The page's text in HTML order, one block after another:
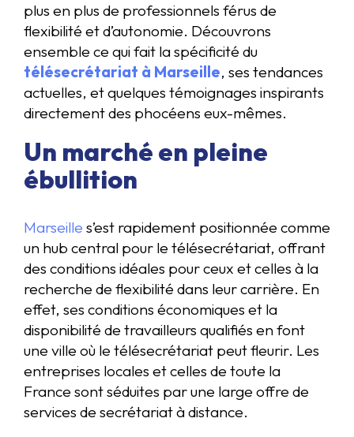
plus en plus de professionnels férus de
flexibilité et d’autonomie. Découvrons
ensemble ce qui fait la spécificité du
télésecrétariat à Marseille, ses tendances
actuelles, et quelques témoignages inspirants
directement des phocéens eux-mêmes.
Un marché en pleine
ébullition
Marseille s’est rapidement positionnée comme
un hub central pour le télésecrétariat, offrant
des conditions idéales pour ceux et celles à la
recherche de flexibilité dans leur carrière. En
effet, ses conditions économiques et la
disponibilité de travailleurs qualifiés en font
une ville où le télésecrétariat peut fleurir. Les
entreprises locales et celles de toute la
France sont séduites par une large offre de
services de secrétariat à distance.